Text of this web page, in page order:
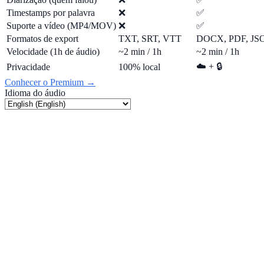
Timestamps por palavra
❌
✅
Suporte a vídeo (MP4/MOV) ❌
✅
Formatos de export
TXT, SRT, VTT
DOCX, PDF,
Velocidade (1h de áudio)
~2 min / 1h
~2 min / 1h
Privacidade
100% local
☁️ + 🔒
Conhecer o Premium →
Idioma do áudio